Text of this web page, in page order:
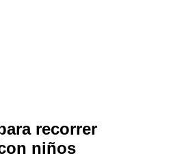
recorrer
niños